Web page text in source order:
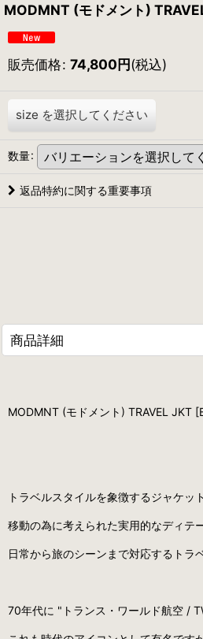
MODMNT (モドメント)
販売価格: 74,800円(税込)
size を選択してください
数量:
返品特約に関する重要事項
商品詳細
MODMNT (モドメント) TRAVEL JKT
トラベルスタイルを象徴するジャケッ
移動の為に考えられた実用的なディテ
日常から旅のシーンまで対応するトラ
70年代に "トランス・ワールド航空 /